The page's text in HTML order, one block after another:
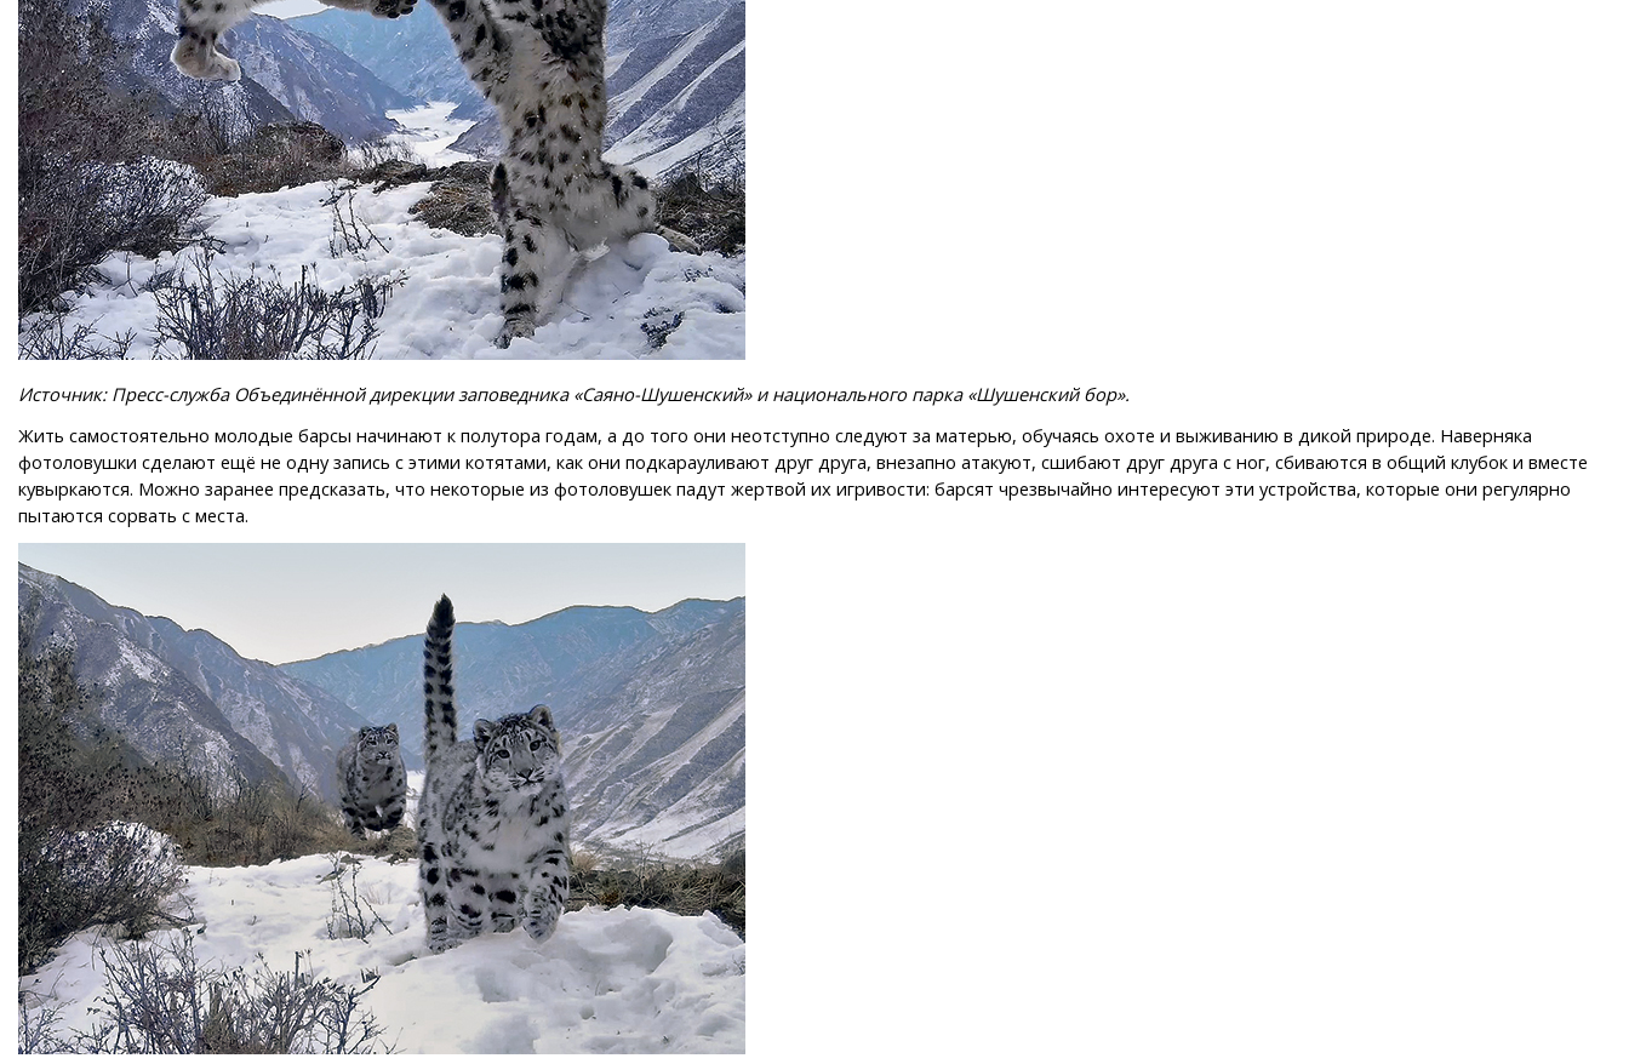
Источник: Пресс-служба Объединённой дирекции заповедника «Саяно-Шушенский» и национального парка «Шушенский бор».
Жить самостоятельно молодые барсы начинают к полутора годам, а до того они неотступно следуют за матерью, обучаясь охоте и выживанию в дикой природе. Наверняка
фотоловушки сделают ещё не одну запись с этими котятами, как они подкарауливают друг друга, внезапно атакуют, сшибают друг друга с ног, сбиваются в общий клубок и вместе
кувыркаются. Можно заранее предсказать, что некоторые из фотоловушек падут жертвой их игривости: барсят чрезвычайно интересуют эти устройства, которые они регулярно
пытаются сорвать с места.